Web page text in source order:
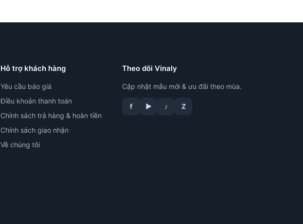
Hỗ trợ khách hàng
Yêu cầu báo giá
Điều khoản thanh toán
Chính sách trả hàng & hoàn tiền
Chính sách giao nhận
Về chúng tôi
Theo dõi Vinaly
Cập nhật mẫu mới & ưu đãi theo mùa.
f ▶ ♪ Z